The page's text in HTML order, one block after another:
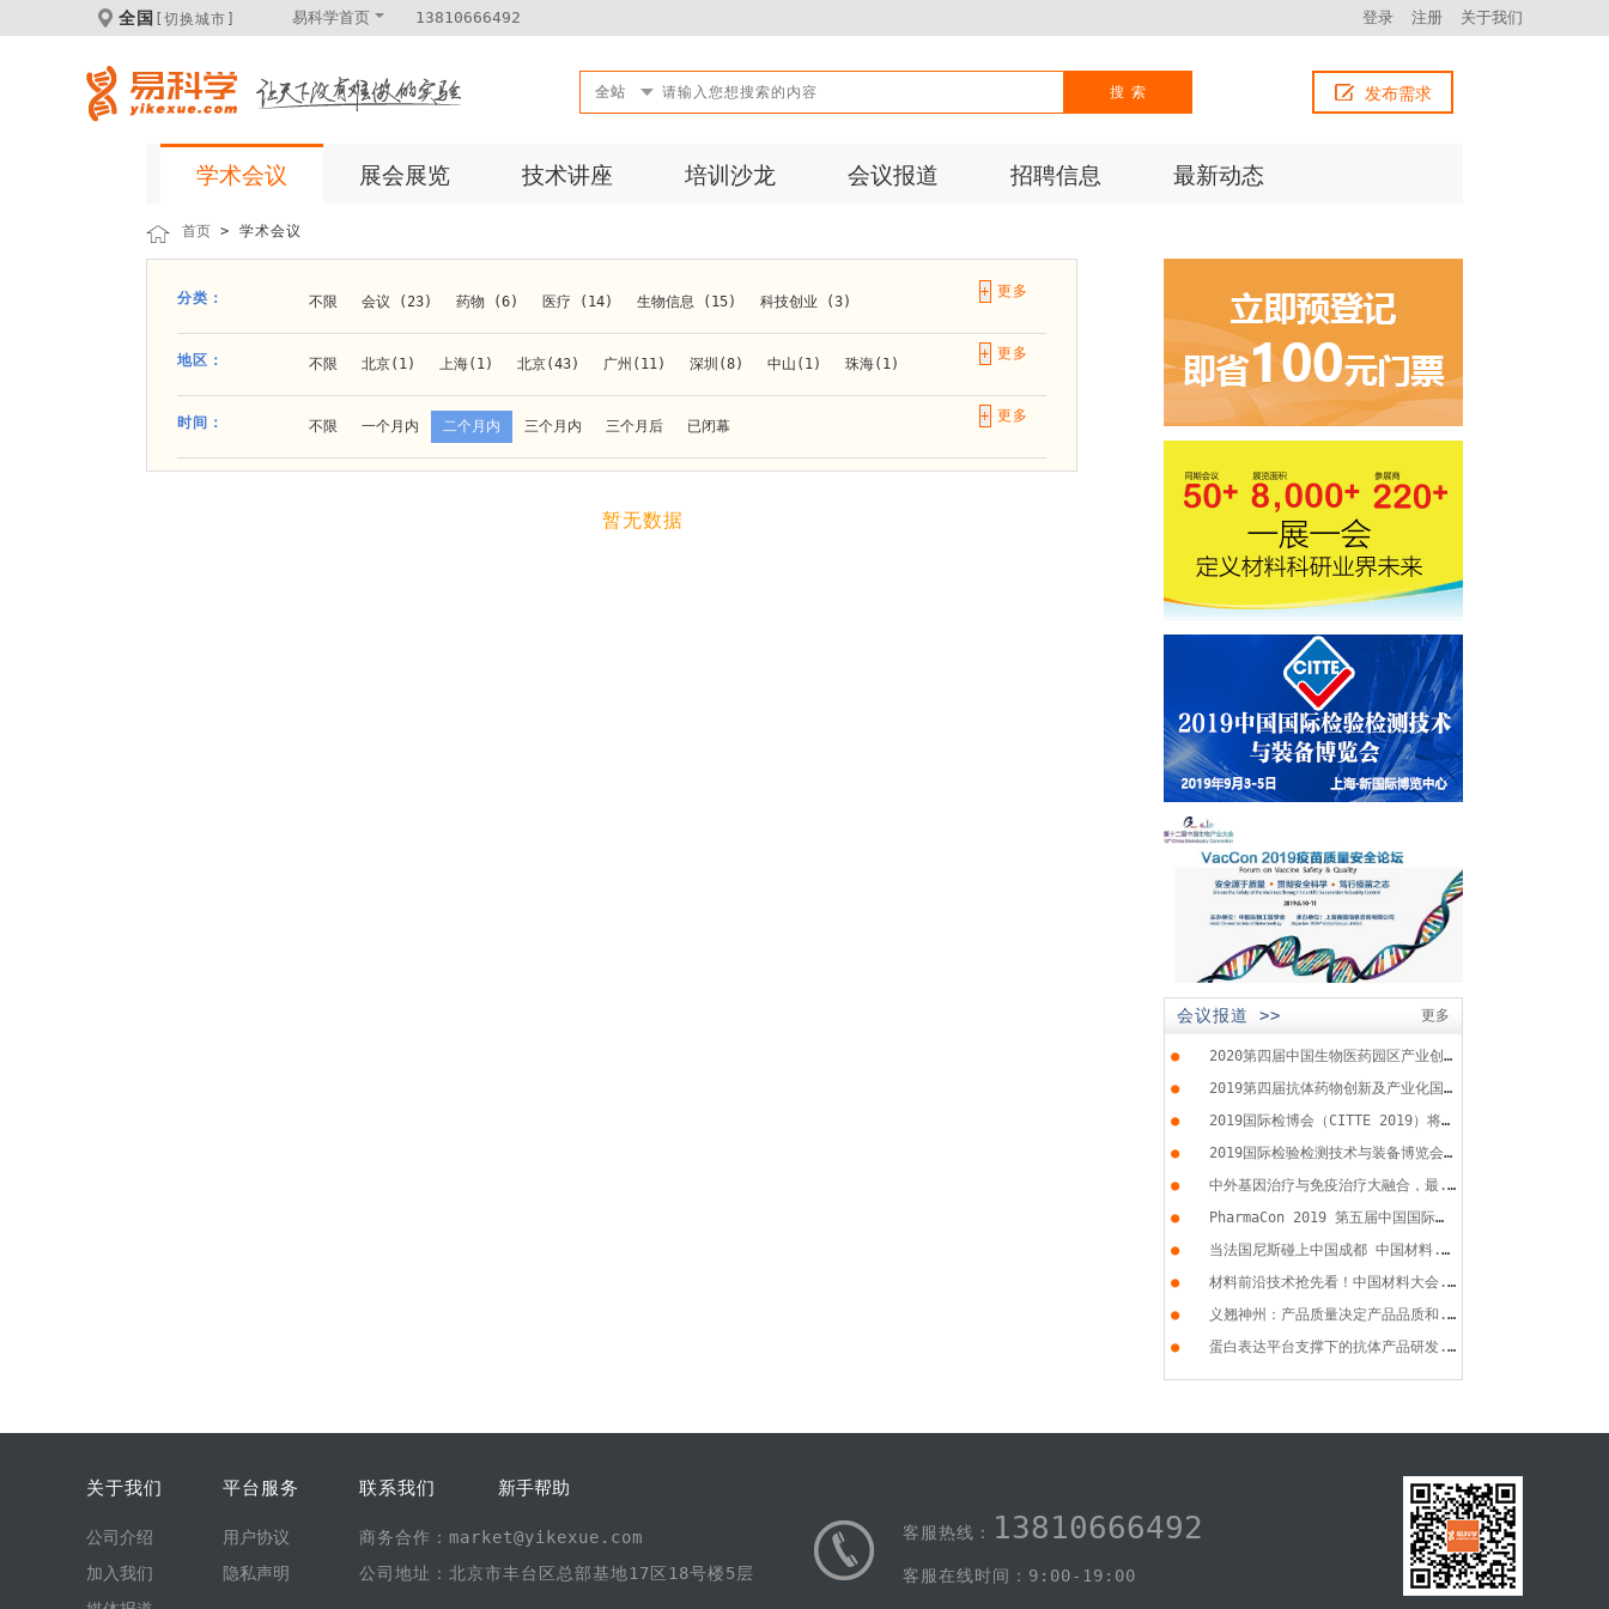
全国 [切换城市] 易科学首页 13810666492 登录 注册 关于我们
全站 搜索 发布需求
学术会议 展会展览 技术讲座 培训沙龙 会议报道 招聘信息 最新动态
首页 > 学术会议
分类： 不限 会议 (23) 药物 (6) 医疗 (14) 生物信息 (15) 科技创业 (3)
材料 (11) 材料化工 (1) 新材料 (1)
+
地区： 不限 北京(1) 上海(1) 北京(43) 广州(11) 深圳(8) 中山(1) 珠海(1)
石家庄(1) 郑州(1)
+
时间： 不限 一个月内 二个月内 三个月内 三个月后 已闭幕
+
暂无数据
会议报道 >> 更多
●
2020第四届中国生物医药园区产业创...
●
2019第四届抗体药物创新及产业化国...
●
2019国际检博会（CITTE 2019）将于...
●
2019国际检验检测技术与装备博览会...
●
中外基因治疗与免疫治疗大融合，最...
●
PharmaCon 2019 第五届中国国际化...
●
当法国尼斯碰上中国成都 中国材料...
●
材料前沿技术抢先看！中国材料大会...
●
义翘神州：产品质量决定产品品质和...
●
蛋白表达平台支撑下的抗体产品研发...
关于我们
公司介绍
加入我们
平台服务
用户协议
隐私声明
联系我们 新手帮助
商务合作：market@yikexue.com
公司地址：北京市丰台区总部基地17区18号楼5层
客服热线： 13810666492
客服在线时间：9:00-19:00